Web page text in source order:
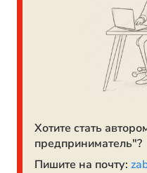
Хотите стать
предприниматель"?
Пишите на почту: